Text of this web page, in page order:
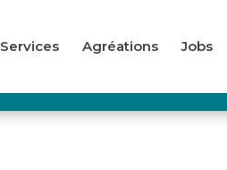
Services Agréations Jobs